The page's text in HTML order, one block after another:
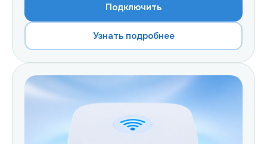
Подключить
Узнать подробнее